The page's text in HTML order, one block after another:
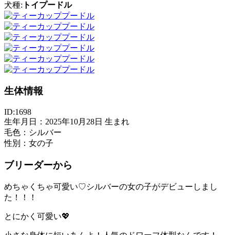
犬種: トイプードル
生体情報
ID:1698
生年月日：2025年10月28日 生まれ
毛色：シルバー
性別：女の子
ブリーダーから
めちゃくちゃ可愛い♡シルバーの女の子がデビューしまし
た！！！
とにかく可愛い💖